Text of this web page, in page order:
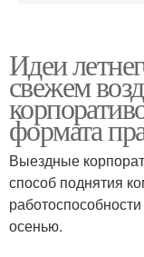
Осенний
Корпоратив
маленькой
Идеи
свежем
формата
Выездные
способ поднятия
осенью.